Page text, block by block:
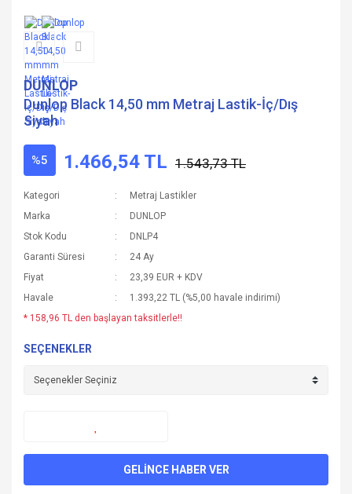
DUNLOP
Dunlop Black 14,50 mm Metraj Lastik-İç/Dış
Siyah
%5 1.466,54 TL 1.543,73 TL
Kategori
Metraj Lastikler
Marka
DUNLOP
Stok Kodu
DNLP4
Garanti Süresi
24 Ay
Fiyat
23,39 EUR + KDV
Havale
1.393,22 TL (%5,00 havale indirimi)
* 158,96 TL den başlayan taksitlerle!!
SEÇENEKLER
GELİNCE HABER VER